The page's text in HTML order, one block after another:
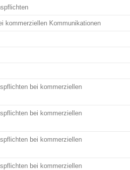
kommerziellen Kommunikationen
bei kommerziellen
bei kommerziellen
bei kommerziellen
bei kommerziellen